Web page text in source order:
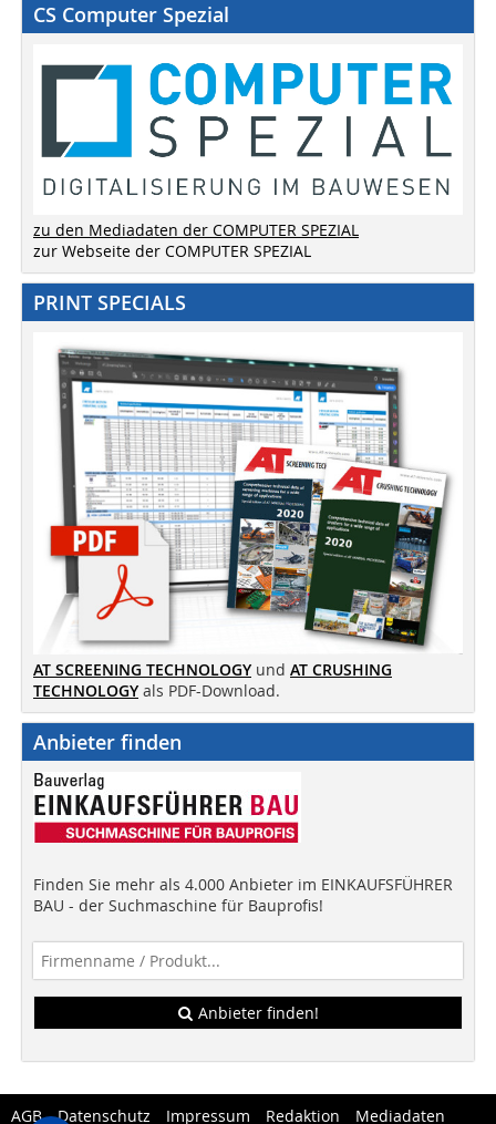
CS Computer Spezial
zu den Mediadaten der COMPUTER SPEZIAL
zur Webseite der COMPUTER SPEZIAL
PRINT SPECIALS
AT SCREENING TECHNOLOGY und AT CRUSHING
TECHNOLOGY als PDF-Download.
Anbieter finden
Finden Sie mehr als 4.000 Anbieter im EINKAUFSFÜHRER
BAU - der Suchmaschine für Bauprofis!
Anbieter finden!
AGB Datenschutz Impressum Redaktion Mediadaten